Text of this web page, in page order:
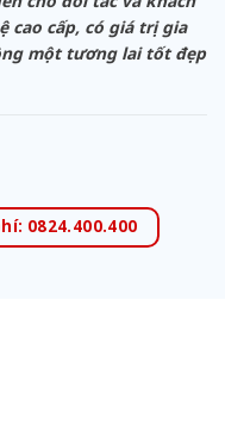
cao cấp, có giá trị gia
một tương lai tốt đẹp
0824.400.400